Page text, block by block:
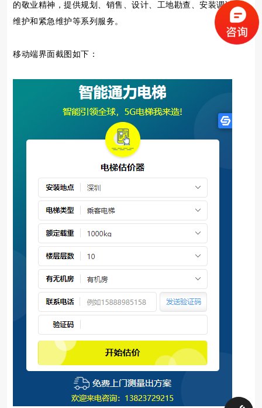
的敬业精神，提供规划、销售、设计、工地勘查、安装调试到
维护和紧急维护等系列服务。
移动端界面截图如下：